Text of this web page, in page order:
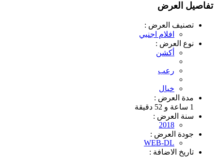
تفاصيل العرض
تصنيف العرض :
افلام اجنبي
نوع العرض :
أكشن
رعب
خيال
مدة العرض :
1 ساعة و 52 دقيقة
سنة العرض :
2018
جودة العرض :
WEB-DL
تاريخ الاضافة :